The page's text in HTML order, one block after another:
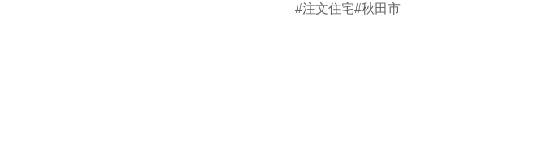
#注文住宅#秋田市